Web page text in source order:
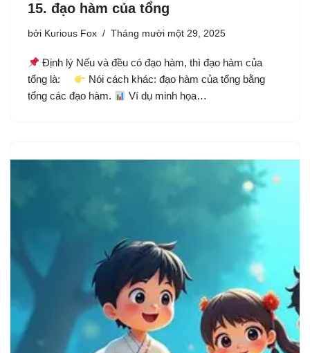
15. đạo hàm của tổng
bởi Kurious Fox Tháng mười một 29, 2025
Định lý Nếu và đều có đạo hàm, thì đạo hàm của
tổng là:
Nói cách khác: đạo hàm của tổng bằng
tổng các đạo hàm.
Ví dụ minh họa…